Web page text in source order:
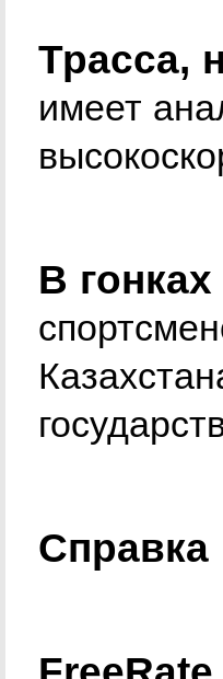
Трасса,
имеет
В
Справка